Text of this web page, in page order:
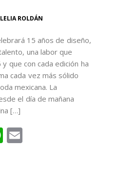
ROLDÁN
15 años de diseño,
una labor que
que con cada edición ha
cada vez más sólido
mexicana. La
el día de mañana
[…]
WhatsApp